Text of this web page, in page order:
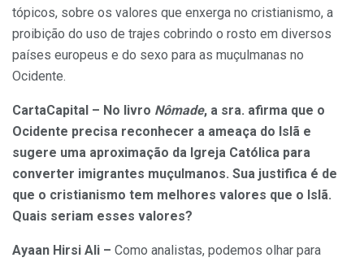
tópicos, sobre os valores que enxerga no cristianismo, a
proibição do uso de trajes cobrindo o rosto em diversos
países europeus e do sexo para as muçulmanas no
Ocidente.
CartaCapital – No livro Nômade, a sra. afirma que o
Ocidente precisa reconhecer a ameaça do Islã e
sugere uma aproximação da Igreja Católica para
converter imigrantes muçulmanos. Sua justifica é de
que o cristianismo tem melhores valores que o Islã.
Quais seriam esses valores?
Ayaan Hirsi Ali – Como analistas, podemos olhar para